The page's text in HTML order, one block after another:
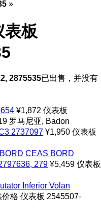
»
表板
2875535已出售，并没有
¥1,872 仪表板
罗马尼亚, Badon
2737097 ¥1,950 仪表板
CEAS BORD
279 ¥5,459 仪表板
Inferior Volan
价格 仪表板 2545507-